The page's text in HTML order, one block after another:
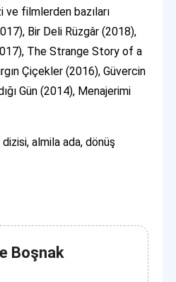
filmlerden bazıları
Bir Deli Rüzgâr (2018),
The Strange Story of a
Çiçekler (2016), Güvercin
Gün (2014), Menajerimi
almila ada, dönüş
Boşnak